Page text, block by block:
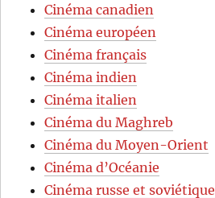
Cinéma canadien
Cinéma européen
Cinéma français
Cinéma indien
Cinéma italien
Cinéma du Maghreb
Cinéma du Moyen-Orient
Cinéma d’Océanie
Cinéma russe et soviétique